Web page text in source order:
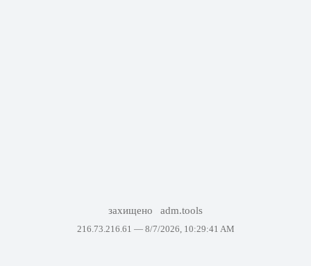
захищено adm.tools
216.73.216.61 — 8/7/2026, 10:29:41 AM